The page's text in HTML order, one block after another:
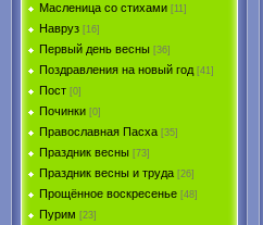
Масленица со стихами [11]
Навруз [16]
Первый день весны [36]
Поздравления на новый год [41]
Пост [0]
Починки [0]
Православная Пасха [35]
Праздник весны [73]
Праздник весны и труда [26]
Прощённое воскресенье [48]
Пурим [23]